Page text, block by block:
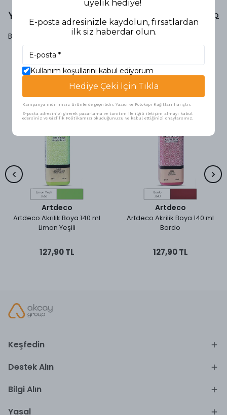
Yorumlar Yorum Yap
Bu ürün için henüz yorum yapılmamış.
Benzer Ürünler
Artdeco
Artdeco Akrilik Boya 140 ml
Limon Yeşili
127,90 TL
Artdeco
Artdeco Akrilik Boya 140 ml
Bordo
127,90 TL
Keşfedin
Destek Alın
Bilgi Alın
Yasal
üyelik hediye!
E-posta adresinizle kaydolun, fırsatlardan
ilk siz haberdar olun.
Kullanım koşullarını kabul ediyorum
Hediye Çeki İçin Tıkla
Kampanya indirimsiz ürünlerde geçerlidir. Yazıcı ve Fotokopi Kağıtları hariçtir.
E-posta adresinizi girerek pazarlama ve tanıtım ile ilgili iletişim almayı kabul
edersiniz ve Gizlilik Politikamızı okuduğunuzu ve kabul ettiğinizi onaylarsınız.